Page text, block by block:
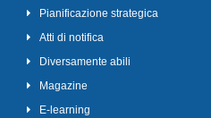
Pianificazione strategica
Atti di notifica
Diversamente abili
Magazine
E-learning